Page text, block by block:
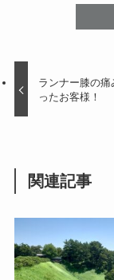
ランナー膝の痛
ったお客様！
関連記事